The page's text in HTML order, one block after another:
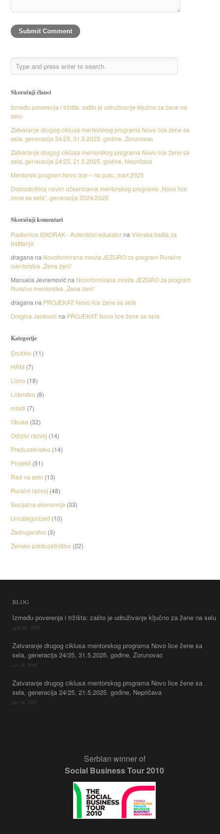
Skorašnji članci
Između poverenja i tržišta: zašto je udruživanje ključno za žene na
selu
Zatvaranje drugog ciklusa mentorskog programa Novo lice žene sa
sela, generacija 24/25, 31.5.2025. godine, Zorunovac
Zatvaranje drugog ciklusa mentorskog programa Novo lice žene sa
sela, generacija 24/25, 21.5.2025. godine, Nepričava
Mentorski program Novo lice – na putu, mart 2025
Dobrodošlica novim učesnicama mentorskog programa „Novo lice
žene sa sela“, generacija 2024/2025
Skorašnji komentari
Radionica ISKORAK - Autentični edukatorna Vilinska bašta za
baštanje
dragana na Novoformirana mreža JEZGRO za program Ruralno
mentorstva „Žena ženi“
Manuela Jevremovićna Novoformirana mreža JEZGRO za program
Ruralno mentorstva „Žena ženi“
dragana na PROJEKAT: Novo lice žene sa sela
Dragica Jankovićna PROJEKAT: Novo lice žene sa sela
Kategorije
Društvo (11)
HRM (7)
Licno (18)
Liderstvo (8)
mladi (7)
Obuka (32)
Odrzivi razvoj (14)
Preduzetnistvo (14)
Projekti (51)
Rad na sebi (13)
Ruralni razvoj (48)
Socijalna ekonomija (33)
Uncategorized (10)
Zadrugarstvo (3)
Žensko preduzetništvo (22)
BLOG
Između poverenja i tržišta: zašto je udruživanje ključno za žene na selu
april 25, 2026
Zatvaranje drugog ciklusa mentorskog programa Novo lice žene sa
sela, generacija 24/25, 31.5.2025. godine, Zorunovac
jun 19, 2025
Zatvaranje drugog ciklusa mentorskog programa Novo lice žene sa
sela, generacija 24/25, 21.5.2025. godine, Nepričava
jun 19, 2025
Serbian winner of
Social Business Tour 2010